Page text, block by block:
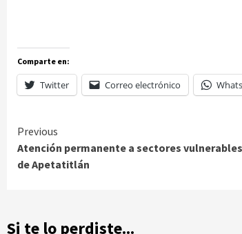
Comparte en:
Twitter Correo electrónico
Continue
Reading
Previous
Atención permanente a sectores
de Apetatitlán
Si te lo perdiste...